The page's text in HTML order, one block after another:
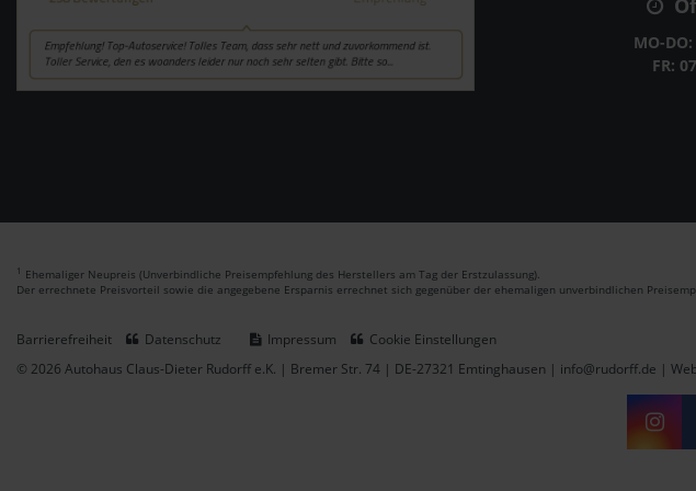
MO-
FR:
1 Ehemaliger Neupreis (Unverbindliche Preisempfehlung des Herstellers am Tag der Erstzulassung).
Der errechnete Preisvorteil sowie die angegebene Ersparnis errechnet sich gegenüber der ehemaligen unverbindlichen
Barrierefreiheit Datenschutz Impressum
Cookie Einstellungen
© 2026 Autohaus Claus-Dieter Rudorff e.K. | Bremer Str. 74 | DE-27321 Emtinghausen | info@rudorff.de |